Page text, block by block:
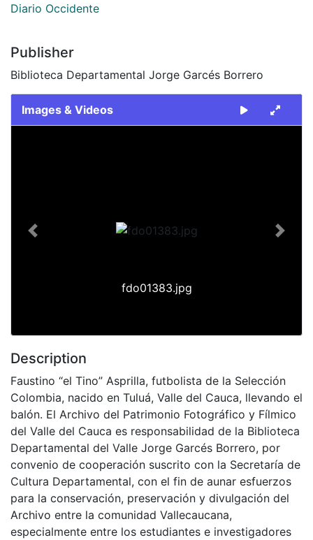
Diario Occidente
Publisher
Biblioteca Departamental Jorge Garcés Borrero
Images & Videos
fdo01383.jpg
Previous Next
Description
Faustino “el Tino” Asprilla, futbolista de la Selección
Colombia, nacido en Tuluá, Valle del Cauca, llevando el
balón. El Archivo del Patrimonio Fotográfico y Fílmico
del Valle del Cauca es responsabilidad de la Biblioteca
Departamental del Valle Jorge Garcés Borrero, por
convenio de cooperación suscrito con la Secretaría de
Cultura Departamental, con el fin de aunar esfuerzos
para la conservación, preservación y divulgación del
Archivo entre la comunidad Vallecaucana,
especialmente entre los estudiantes e investigadores